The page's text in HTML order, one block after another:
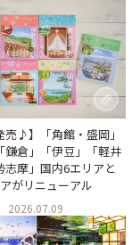
売♪】「角館・盛岡」
鎌倉」「伊豆」「軽井
志摩」国内6エリアと
がリニューアル
2026.07.09